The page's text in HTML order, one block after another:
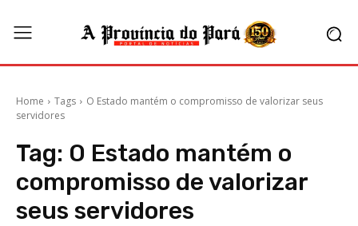
Home Tags
O Estado mantém o compromisso de valorizar seus
servidores
Tag: O Estado mantém o
compromisso de valorizar
seus servidores